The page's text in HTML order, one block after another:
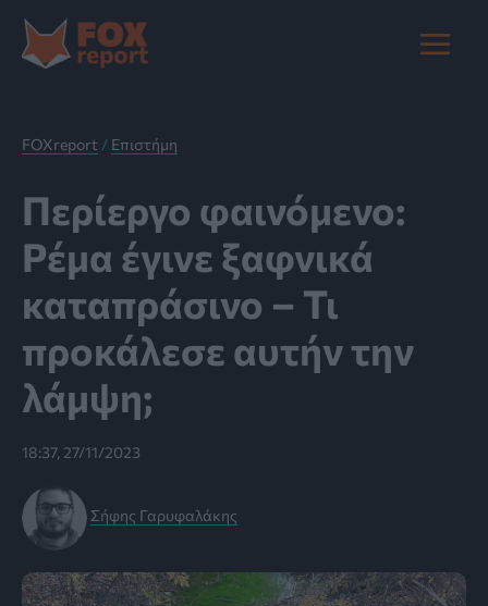
στο
περιεχόμενο
Main
FOXreport / Επιστήμη
Περίεργο φαινόμενο:
Ρέμα έγινε ξαφνικά
καταπράσινο – Τι
προκάλεσε αυτήν την
λάμψη;
18:37, 27/11/2023
Σήφης Γαρυφαλάκης